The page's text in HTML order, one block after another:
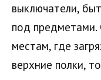
выключатели,
под
местам, где
верхние полки,